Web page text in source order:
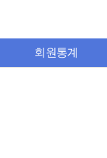
회원통계